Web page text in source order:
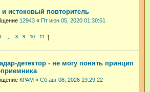
истоковый повторитель
12943 « Пт июн 05, 2020 01:30:51
8 9 10 11
детектор - не могу понять принцип
КРАМ « Сб авг 08, 2026 19:29:22